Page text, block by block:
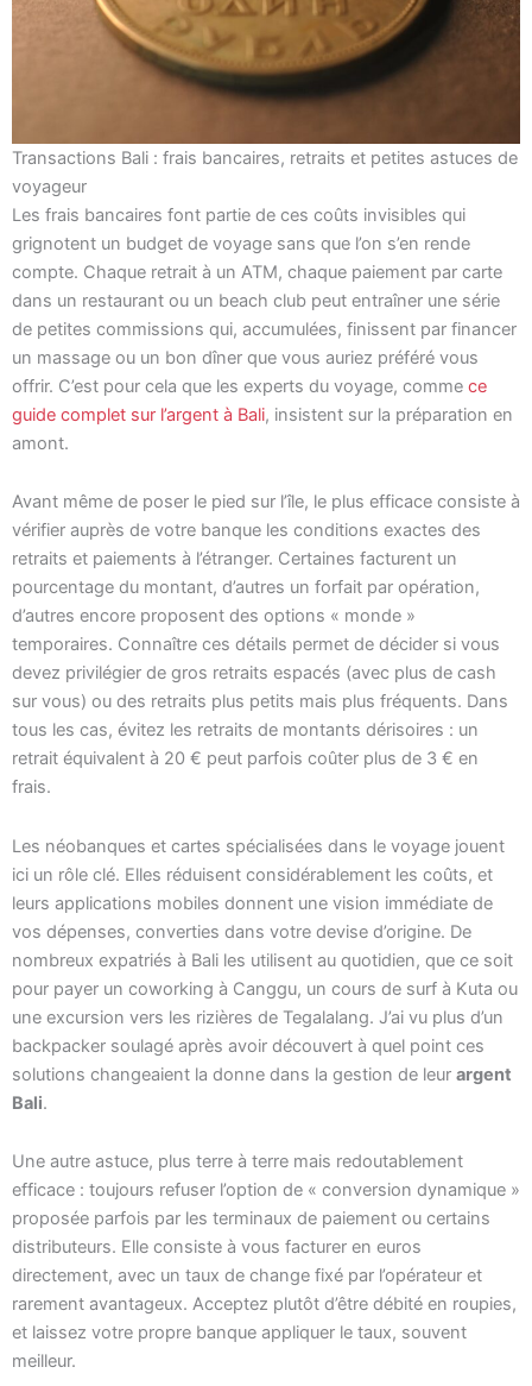
Transactions Bali : frais bancaires, retraits et petites astuces de
voyageur
Les frais bancaires font partie de ces coûts invisibles qui
grignotent un budget de voyage sans que l’on s’en rende
compte. Chaque retrait à un ATM, chaque paiement par carte
dans un restaurant ou un beach club peut entraîner une série
de petites commissions qui, accumulées, finissent par financer
un massage ou un bon dîner que vous auriez préféré vous
offrir. C’est pour cela que les experts du voyage, comme ce
guide complet sur l’argent à Bali, insistent sur la préparation en
amont.
Avant même de poser le pied sur l’île, le plus efficace consiste à
vérifier auprès de votre banque les conditions exactes des
retraits et paiements à l’étranger. Certaines facturent un
pourcentage du montant, d’autres un forfait par opération,
d’autres encore proposent des options « monde »
temporaires. Connaître ces détails permet de décider si vous
devez privilégier de gros retraits espacés (avec plus de cash
sur vous) ou des retraits plus petits mais plus fréquents. Dans
tous les cas, évitez les retraits de montants dérisoires : un
retrait équivalent à 20 € peut parfois coûter plus de 3 € en
frais.
Les néobanques et cartes spécialisées dans le voyage jouent
ici un rôle clé. Elles réduisent considérablement les coûts, et
leurs applications mobiles donnent une vision immédiate de
vos dépenses, converties dans votre devise d’origine. De
nombreux expatriés à Bali les utilisent au quotidien, que ce soit
pour payer un coworking à Canggu, un cours de surf à Kuta ou
une excursion vers les rizières de Tegalalang. J’ai vu plus d’un
backpacker soulagé après avoir découvert à quel point ces
solutions changeaient la donne dans la gestion de leur argent
Bali.
Une autre astuce, plus terre à terre mais redoutablement
efficace : toujours refuser l’option de « conversion dynamique »
proposée parfois par les terminaux de paiement ou certains
distributeurs. Elle consiste à vous facturer en euros
directement, avec un taux de change fixé par l’opérateur et
rarement avantageux. Acceptez plutôt d’être débité en roupies,
et laissez votre propre banque appliquer le taux, souvent
meilleur.